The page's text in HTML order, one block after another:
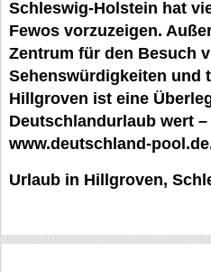
Schleswig-Holstein hat
Fewos vorzuzeigen.
Zentrum für den Besuch
Sehenswürdigkeiten und
Hillgroven ist eine
Deutschlandurlaub wert
www.deutschland-
Urlaub in Hillgroven,